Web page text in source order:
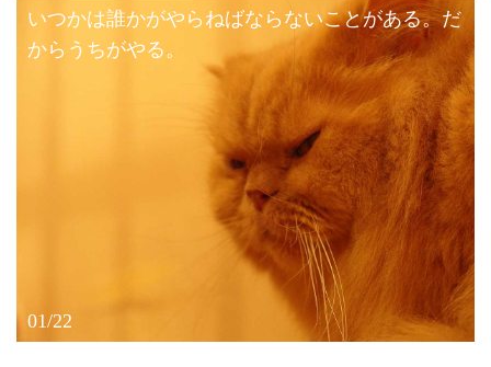
いつかは誰かがやらねばならないことがある。だ
からうちがやる。
01/22